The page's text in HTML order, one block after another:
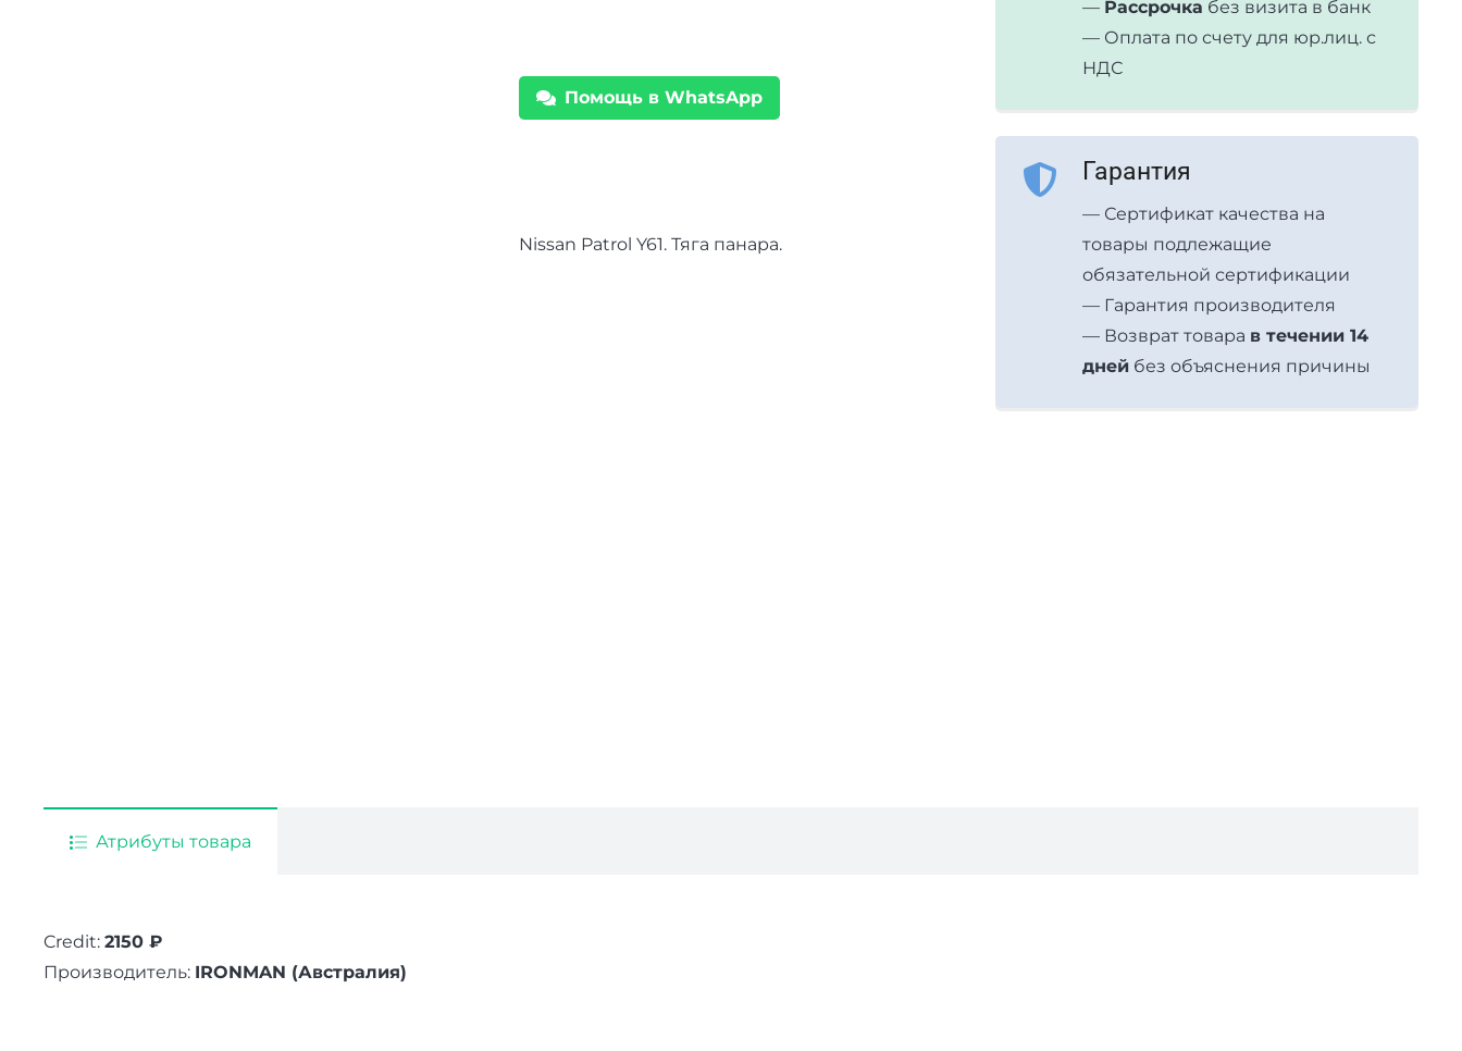
руль)
Помощь в WhatsApp
Nissan Patrol Y61. Тяга панара.
— Рассрочка без визита в банк
— Оплата по счету для юр.лиц. с
НДС
Гарантия
— Сертификат качества на
товары подлежащие
обязательной сертификации
— Гарантия производителя
— Возврат товара в течении 14
дней без объяснения причины
Атрибуты товара
Credit: 2150 ₽
Производитель: IRONMAN (Австралия)